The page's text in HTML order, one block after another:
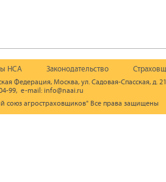
НСА Законодательство
Федерация, Москва, ул. Садовая-Спасская, д.
99, e-mail: info@naai.ru
союз агростраховщиков" Все права защищены